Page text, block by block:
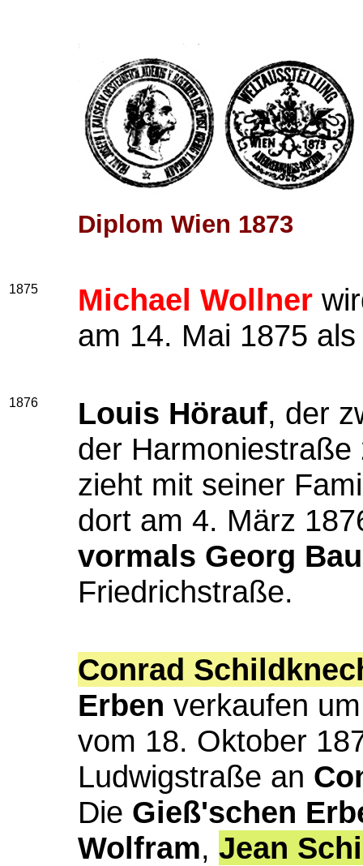
Diplom Wien 1873
1875 Michael Wollner
am 14. Mai 1875
1876 Louis Hörauf, der
der
zieht mit seiner
dort am 4. März
vormals Georg
Friedrichstraße.
Conrad
Erben verkaufen
vom 18. Oktober
Ludwigstraße an
Die Gieß'schen
Wolfram, Jean